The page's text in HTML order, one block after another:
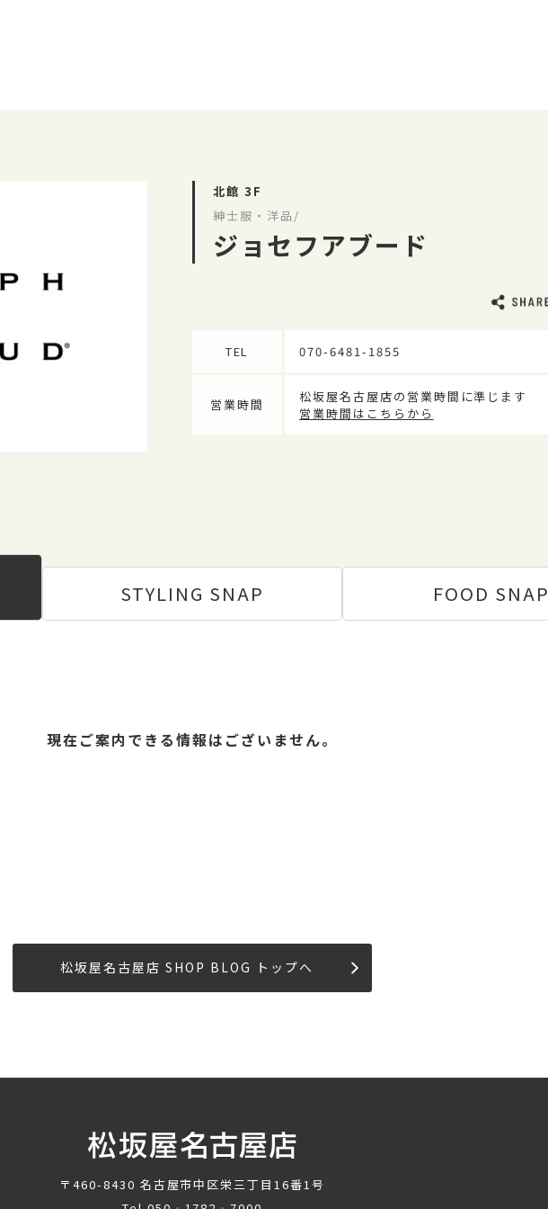
北館 3F
紳士服・洋品/
ジョセフアブード
TEL 070-6481-1855
営業時間
松坂屋名古屋店の営業時間に準じます
営業時間はこちらから
STYLING SNAP FOOD SNAP
現在ご案内できる情報はございません。
松坂屋名古屋店 SHOP BLOG トップへ
〒460-8430 名古屋市中区栄三丁目16番1号